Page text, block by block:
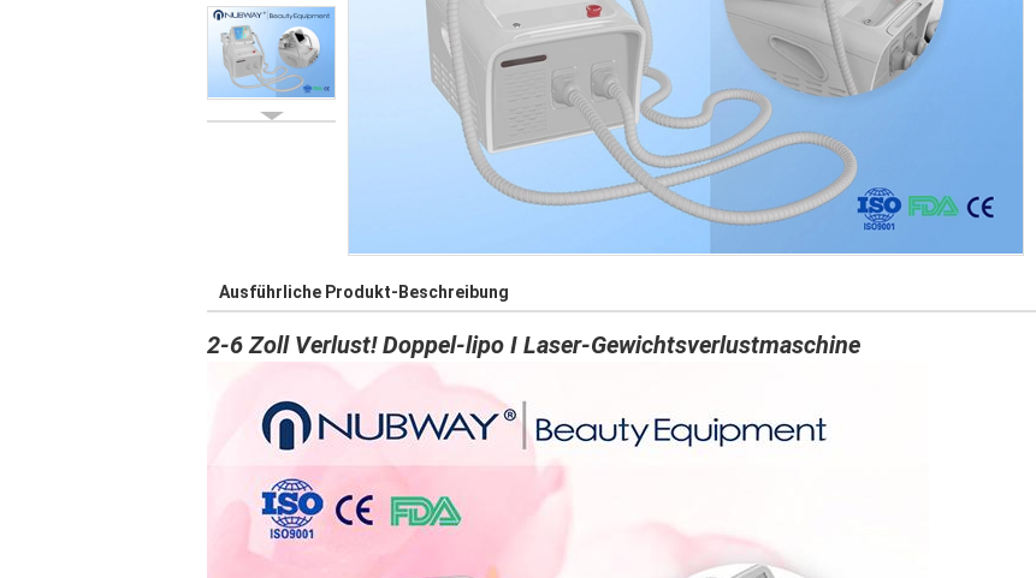
Ausführliche Produkt-Beschreibung
2-6 Zoll Verlust! Doppel-lipo I Laser-Gewichtsverlustmaschine